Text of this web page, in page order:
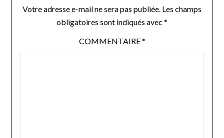
Votre adresse e-mail ne sera pas publiée. Les champs
obligatoires sont indiqués avec *
COMMENTAIRE*